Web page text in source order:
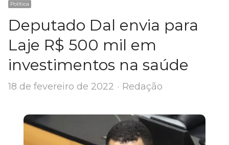
Política
Deputado Dal envia para
Laje R$ 500 mil em
investimentos na saúde
18 de fevereiro de 2022 Author
Redação